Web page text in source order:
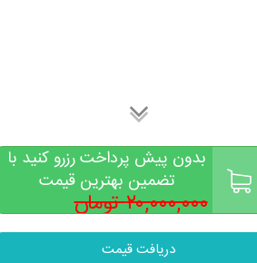
بدون پیش پرداخت رزرو کنید با
تضمین بهترین قیمت
۲۰,۰۰۰,۰۰۰ تومان
۱۸,۰۰۰,۰۰۰تومان
دریافت قیمت